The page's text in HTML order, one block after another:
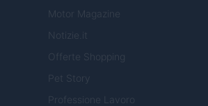
Motor Magazine
Notizie.it
Offerte Shopping
Pet Story
Professione Lavoro